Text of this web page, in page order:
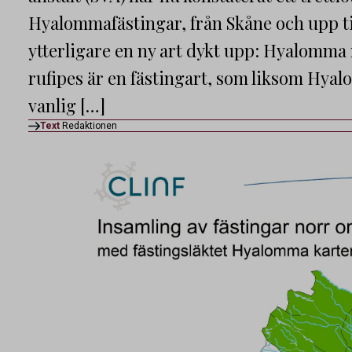
Hyalommafästingar, från Skåne och upp
ytterligare en ny art dykt upp:
rufipes är en fästingart, som liksom
vanlig […]
Text Redaktionen